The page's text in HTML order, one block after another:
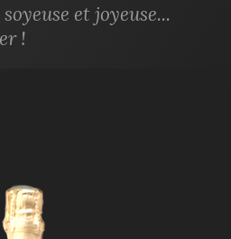
et joyeuse...
!